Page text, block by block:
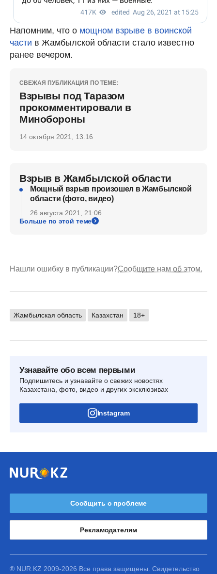
Напомним, что о мощном взрыве в воинской
части в Жамбылской области стало известно
ранее вечером.
СВЕЖАЯ ПУБЛИКАЦИЯ ПО ТЕМЕ:
Взрывы под Таразом
прокомментировали в
Минобороны
14 октября 2021, 13:16
Взрыв в Жамбылской области
Мощный взрыв произошел в Жамбылской
области (фото, видео)
26 августа 2021, 21:06
Больше по этой теме
Нашли ошибку в публикации?Сообщите нам об этом.
Жамбылская область Казахстан 18+
Узнавайте обо всем первыми
Подпишитесь и узнавайте о свежих новостях
Казахстана, фото, видео и других эксклюзивах
Instagram
Сообщить о проблеме
Рекламодателям
® NUR.KZ 2009-2026 Все права защищены. Свидетельство